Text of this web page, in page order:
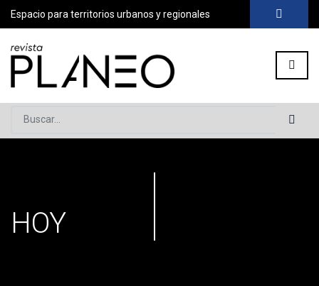
Espacio para territorios urbanos y regionales
Buscar...
HOY